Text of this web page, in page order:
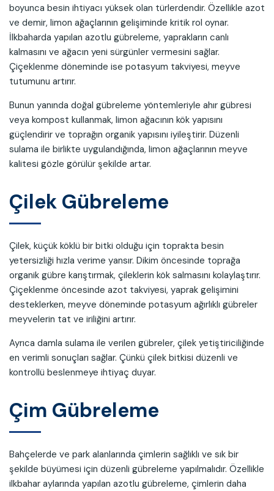
boyunca besin ihtiyacı yüksek olan türlerdendir. Özellikle azot
ve demir, limon ağaçlarının gelişiminde kritik rol oynar.
İlkbaharda yapılan azotlu gübreleme, yaprakların canlı
kalmasını ve ağacın yeni sürgünler vermesini sağlar.
Çiçeklenme döneminde ise potasyum takviyesi, meyve
tutumunu artırır.
Bunun yanında doğal gübreleme yöntemleriyle ahır gübresi
veya kompost kullanmak, limon ağacının kök yapısını
güçlendirir ve toprağın organik yapısını iyileştirir. Düzenli
sulama ile birlikte uygulandığında, limon ağaçlarının meyve
kalitesi gözle görülür şekilde artar.
Çilek Gübreleme
Çilek, küçük köklü bir bitki olduğu için toprakta besin
yetersizliği hızla verime yansır. Dikim öncesinde toprağa
organik gübre karıştırmak, çileklerin kök salmasını kolaylaştırır.
Çiçeklenme öncesinde azot takviyesi, yaprak gelişimini
desteklerken, meyve döneminde potasyum ağırlıklı gübreler
meyvelerin tat ve iriliğini artırır.
Ayrıca damla sulama ile verilen gübreler, çilek yetiştiriciliğinde
en verimli sonuçları sağlar. Çünkü çilek bitkisi düzenli ve
kontrollü beslenmeye ihtiyaç duyar.
Çim Gübreleme
Bahçelerde ve park alanlarında çimlerin sağlıklı ve sık bir
şekilde büyümesi için düzenli gübreleme yapılmalıdır. Özellikle
ilkbahar aylarında yapılan azotlu gübreleme, çimlerin daha